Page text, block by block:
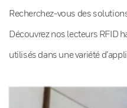
Recherchez-vous des
Découvrez nos lecteurs RFID
utilisés dans une variété